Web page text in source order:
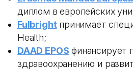
диплом в европейских
Fulbrightпринимает
Health;
DAAD EPOS финансирует
здравоохранению и